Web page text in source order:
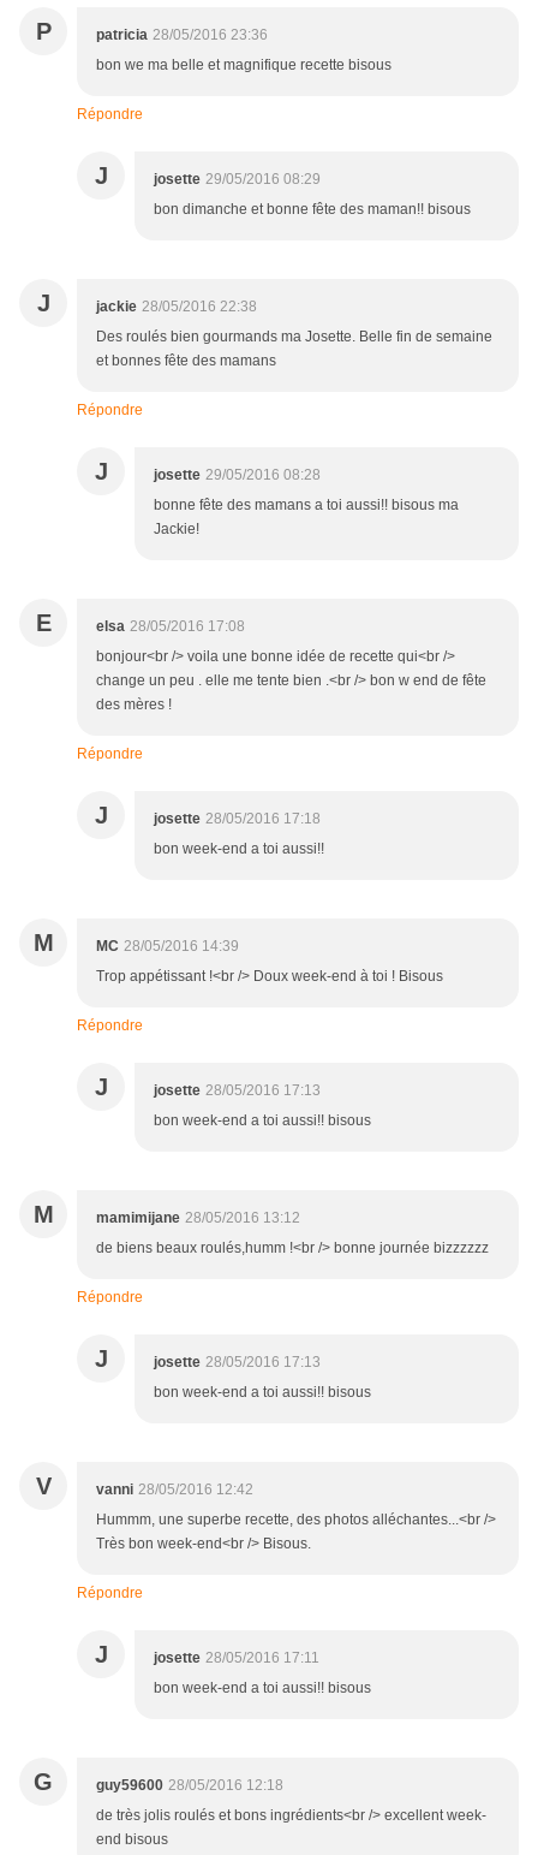
P patricia 28/05/2016 23:36
bon we ma belle et magnifique recette bisous
Répondre
J josette 29/05/2016 08:29
bon dimanche et bonne fête des maman!! bisous
J jackie 28/05/2016 22:38
Des roulés bien gourmands ma Josette. Belle fin de semaine
et bonnes fête des mamans
Répondre
J josette 29/05/2016 08:28
bonne fête des mamans a toi aussi!! bisous ma
Jackie!
E elsa 28/05/2016 17:08
bonjour<br /> voila une bonne idée de recette qui<br />
change un peu . elle me tente bien .<br /> bon w end de fête
des mères !
Répondre
J josette 28/05/2016 17:18
bon week-end a toi aussi!!
M MC 28/05/2016 14:39
Trop appétissant !<br /> Doux week-end à toi ! Bisous
Répondre
J josette 28/05/2016 17:13
bon week-end a toi aussi!! bisous
M mamimijane 28/05/2016 13:12
de biens beaux roulés,humm !<br /> bonne journée bizzzzzz
Répondre
J josette 28/05/2016 17:13
bon week-end a toi aussi!! bisous
V vanni 28/05/2016 12:42
Hummm, une superbe recette, des photos alléchantes...<br />
Très bon week-end<br /> Bisous.
Répondre
J josette 28/05/2016 17:11
bon week-end a toi aussi!! bisous
G guy59600 28/05/2016 12:18
de très jolis roulés et bons ingrédients<br /> excellent week-
end bisous